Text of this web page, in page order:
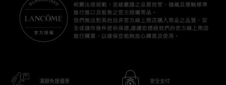
滿額免運優惠 安全支付